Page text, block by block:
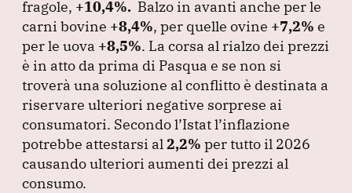
fragole, +10,4%. Balzo in avanti anche per le
carni bovine +8,4%, per quelle ovine +7,2% e
per le uova +8,5%. La corsa al rialzo dei prezzi
è in atto da prima di Pasqua e se non si
troverà una soluzione al conflitto è destinata a
riservare ulteriori negative sorprese ai
consumatori. Secondo l’Istat l’inflazione
potrebbe attestarsi al 2,2% per tutto il 2026
causando ulteriori aumenti dei prezzi al
consumo.